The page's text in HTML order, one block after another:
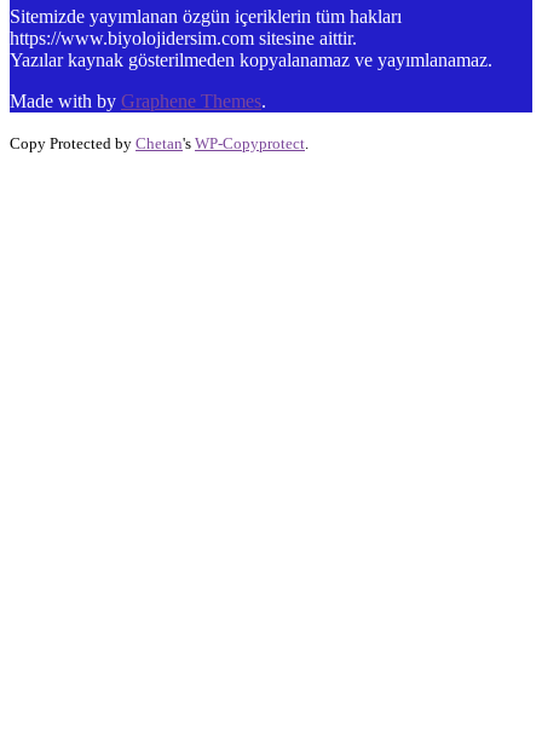
Sitemizde yayımlanan özgün içeriklerin tüm hakları
https://www.biyolojidersim.com sitesine aittir.
Yazılar kaynak gösterilmeden kopyalanamaz ve yayımlanamaz.
Made with by Graphene Themes.
Copy Protected by Chetan's WP-Copyprotect